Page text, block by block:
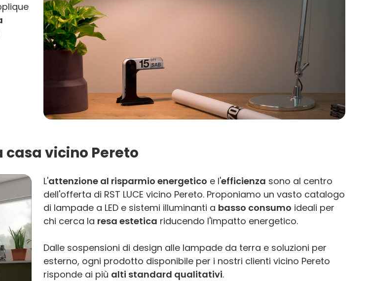
casa vicino Pereto
L'attenzione al risparmio energetico e l'efficienza sono al centro
dell'offerta di RST LUCE vicino Pereto. Proponiamo un vasto catalogo
di lampade a LED e sistemi illuminanti a basso consumo ideali per
chi cerca la resa estetica riducendo l'impatto energetico.
Dalle sospensioni di design alle lampade da terra e soluzioni per
esterno, ogni prodotto disponibile per i nostri clienti vicino Pereto
risponde ai più alti standard qualitativi.